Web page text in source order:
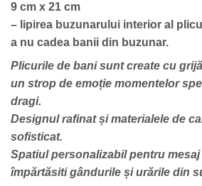
9 cm x 21 cm
– lipirea buzunarului interior al
a nu cadea banii din buzunar.
Plicurile de bani sunt create cu
un strop de emoție momentelor
dragi.
Designul rafinat și materialele de
sofisticat.
Spatiul personalizabil pentru
împărtăsiti gândurile și urările din